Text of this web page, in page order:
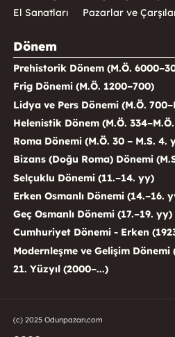
El Sanatları
Pazarlar ve
Dönem
Prehistorik Dönem (M.Ö.
Frig Dönemi (M.Ö. 1200–700)
Lidya ve Pers Dönemi (M.Ö.
Helenistik Dönem (M.Ö.
Roma Dönemi (M.Ö. 30 – M.S. 4.
Bizans (Doğu Roma) Dönemi
Selçuklu Dönemi (11.–14. yy)
Erken Osmanlı Dönemi (14.–16.
Geç Osmanlı Dönemi (17.–19. yy)
Cumhuriyet Dönemi - Erken
Modernleşme ve Gelişim Dönemi
21. Yüzyıl (2000–...)
(c) 2025 Odunpazarı.com